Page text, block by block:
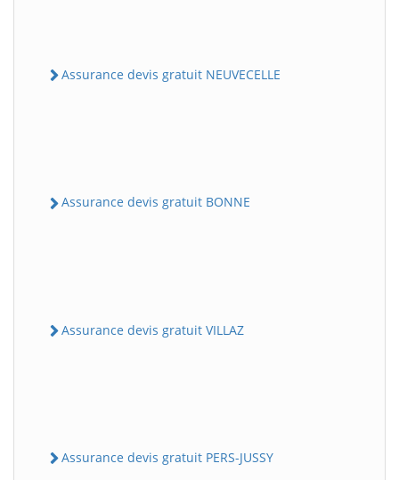
Assurance devis gratuit NEUVECELLE
Assurance devis gratuit BONNE
Assurance devis gratuit VILLAZ
Assurance devis gratuit PERS-JUSSY